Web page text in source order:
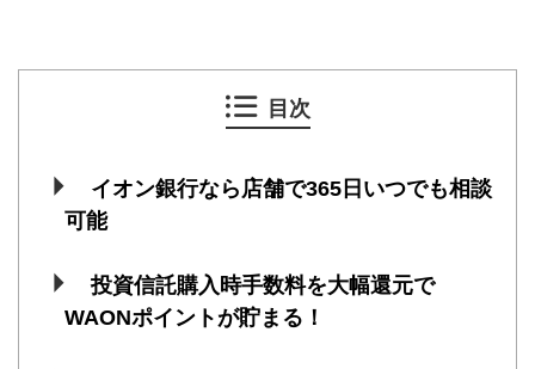
目次
イオン銀行なら店舗で365日いつでも相談
可能
投資信託購入時手数料を大幅還元で
WAONポイントが貯まる！